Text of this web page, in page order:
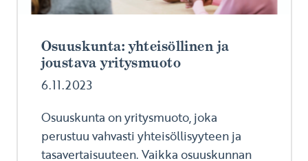
Osuuskunta: yhteisöllinen ja
joustava yritysmuoto
6.11.2023
Osuuskunta on yritysmuoto, joka
perustuu vahvasti yhteisöllisyyteen ja
tasavertaisuuteen. Vaikka osuuskunnan